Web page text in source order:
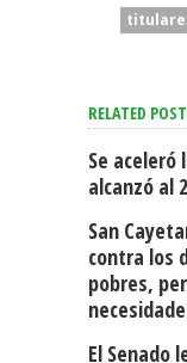
RELATED
Se aceleró
alcanzó al
San
contra los
pobres,
El Senado